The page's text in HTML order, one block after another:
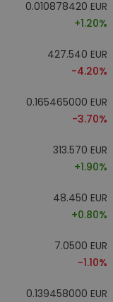
0.010878420 EUR
+1.20%
427.540 EUR
-4.20%
0.165465000 EUR
-3.70%
313.570 EUR
+1.90%
48.450 EUR
+0.80%
7.0500 EUR
-1.10%
0.139458000 EUR